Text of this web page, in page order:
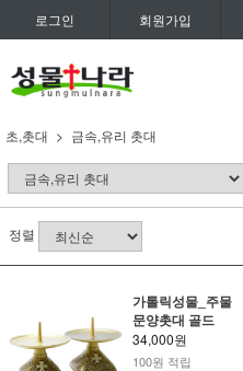
로그인 회원가입
초,촛대 금속,유리 촛대
정렬
가톨릭성물_주물
문양촛대 골드
34,000원
100원 적립